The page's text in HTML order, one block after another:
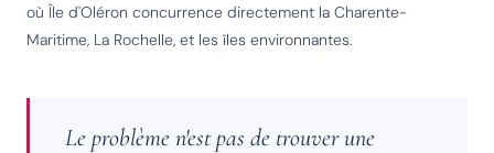
où Île d'Oléron concurrence directement la Charente-
Maritime, La Rochelle, et les îles environnantes.
Le problème n'est pas de trouver une